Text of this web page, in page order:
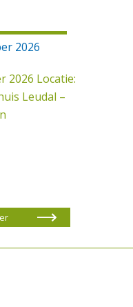
2026
2026 Locatie:
Leudal –